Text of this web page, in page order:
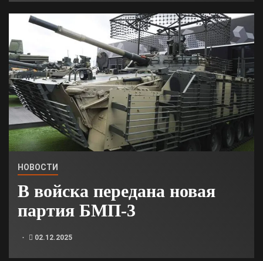
НОВОСТИ
В войска передана новая
партия БМП-3
02.12.2025